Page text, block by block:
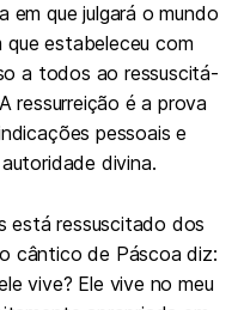
em que julgará o mundo
estabeleceu com
a todos ao ressuscitá-
ressurreição é a prova
pessoais e
divina.
está ressuscitado dos
cântico de Páscoa diz:
vive? Ele vive no meu